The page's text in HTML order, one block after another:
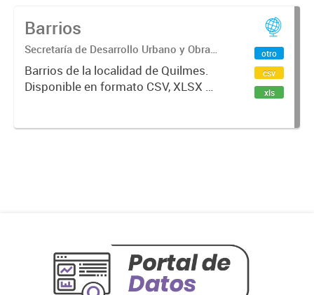
Barrios
Secretaría de Desarrollo Urbano y Obra
Pública
Barrios de la localidad de Quilmes.
Disponible en formato CSV, XLSX y
otro
csv
xls